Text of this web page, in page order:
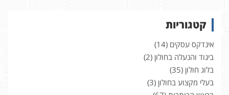
קטגוריות
אינדקס עסקים (14)
ביגוד והנעלה בחולון (2)
בלוג חולון (35)
בעלי מקצוע בחולון (3)